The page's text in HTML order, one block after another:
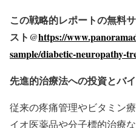
この戦略的レポートの無料
スト@https://
sample/diabetic-neuropathy-
先進的治療法への投資とバ
従来の疼痛管理やビタミン
イオ医薬品や分子標的治療